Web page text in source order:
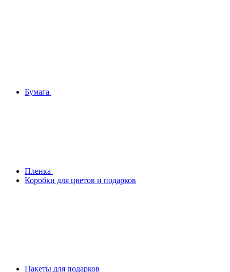
Бумага
Плeнка
Коробки для цветов и подарков
Пакеты для подарков